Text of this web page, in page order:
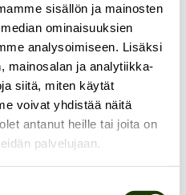
sisällön ja mainosten
ominaisuuksien
analysoimiseen. Lisäksi
mainosalan ja analytiikka-
siitä, miten käytät
voivat yhdistää näitä
antanut heille tai joita on
palvelujaan.
olevaan
Art and Multispecies